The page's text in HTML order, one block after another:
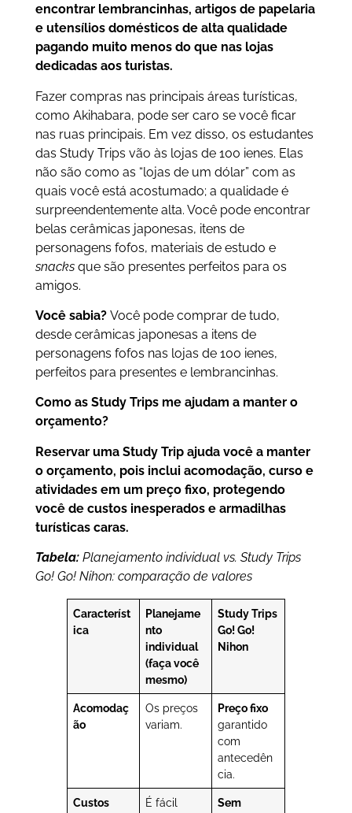
encontrar lembrancinhas, artigos de papelaria
e utensílios domésticos de alta qualidade
pagando muito menos do que nas lojas
dedicadas aos turistas.
Fazer compras nas principais áreas turísticas,
como Akihabara, pode ser caro se você ficar
nas ruas principais. Em vez disso, os estudantes
das Study Trips vão às lojas de 100 ienes. Elas
não são como as “lojas de um dólar” com as
quais você está acostumado; a qualidade é
surpreendentemente alta. Você pode encontrar
belas cerâmicas japonesas, itens de
personagens fofos, materiais de estudo e
snacksque são presentes perfeitos para os
amigos.
Você sabia? Você pode comprar de tudo,
desde cerâmicas japonesas a itens de
personagens fofos nas lojas de 100 ienes,
perfeitos para presentes e lembrancinhas.
Como as Study Trips me ajudam a manter o
orçamento?
Reservar uma Study Trip ajuda você a manter
o orçamento, pois inclui acomodação, curso e
atividades em um preço fixo, protegendo
você de custos inesperados e armadilhas
turísticas caras.
Tabela: Planejamento individual vs. Study Trips
Go! Go! Nihon: comparação de valores
Característ
ica
Planejame
nto
individual
(faça você
mesmo)
Study Trips
Go! Go!
Nihon
Acomodaç
ão
Os preços
variam.
Preço fixo
garantido
com
antecedên
cia.
Custos
É fácil
Sem